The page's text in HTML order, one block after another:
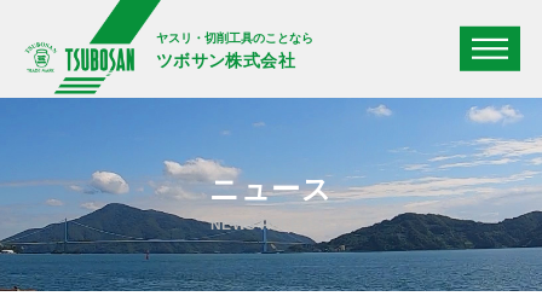
ヤスリ・切削工具のことなら
ツボサン株式会社
ニュース
NEWS RELEASE